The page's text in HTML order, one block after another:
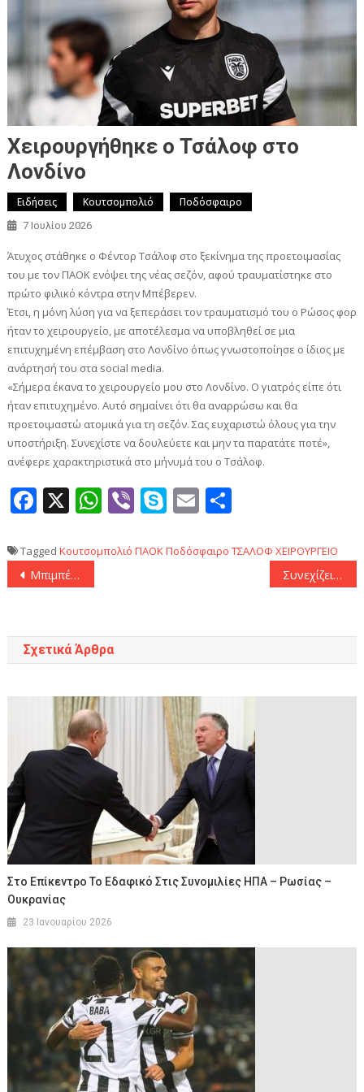
Χειρουργήθηκε ο Τσάλοφ στο
Λονδίνο
Ειδήσεις Κουτσομπολιό Ποδόσφαιρο
7 Ιουλίου 2026
Άτυχος στάθηκε ο Φέντορ Τσάλοφ στο ξεκίνημα της προετοιμασίας
του με τον ΠΑΟΚ ενόψει της νέας σεζόν, αφού τραυματίστηκε στο
πρώτο φιλικό κόντρα στην Μπέβερεν.
Έτσι, η μόνη λύση για να ξεπεράσει τον τραυματισμό του ο Ρώσος φορ
ήταν το χειρουργείο, με αποτέλεσμα να υποβληθεί σε μια
επιτυχημένη επέμβαση στο Λονδίνο όπως γνωστοποίησε ο ίδιος με
ανάρτησή του στα social media.
«Σήμερα έκανα το χειρουργείο μου στο Λονδίνο. Ο γιατρός είπε ότι
ήταν επιτυχημένο. Αυτό σημαίνει ότι θα αναρρώσω και θα
προετοιμαστώ ατομικά για τη σεζόν. Σας ευχαριστώ όλους για την
υποστήριξη. Συνεχίστε να δουλεύετε και μην τα παρατάτε ποτέ»,
ανέφερε χαρακτηριστικά στο μήνυμά του ο Τσάλοφ.
Facebook
X WhatsApp
ViberSkype
Email
Tagged Κουτσομπολιό ΠΑΟΚΠοδόσφαιρο ΤΣΑΛΟΦ ΧΕΙΡΟΥΡΓΕΙΟ
Πλοήγηση
Μπιμπέροβιτς διετίας στους Ντάλας Μάβερικς Συνεχίζει στον Ολυμπιακό η Άμπι Άντριους
Σχετικά Άρθρα
Στο Επίκεντρο Το Εδαφικό Στις Συνομιλίες ΗΠΑ – Ρωσίας –
Ουκρανίας
23 Ιανουαρίου 2026